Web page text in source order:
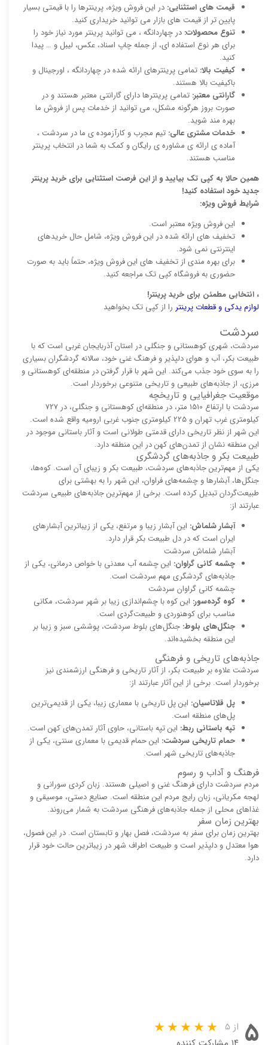
قیمت های استثنایی: در این فروش ویژه، پرینترها را با قیمتی بسیار
پایین تر از قیمت های بازار می توانید خریداری کنید.
تنوع محصولات: در چهاردانگه ، می توانید پرینتر مورد نیاز خود را
برای هر نوع استفاده ای، از جمله چاپ اسناد، عکس، لیبل و … پیدا
کنید.
کیفیت بالا: تمامی پرینترهای ارائه شده در چهاردانگه ، اورجینال و
باکیفیت بالا هستند.
گارانتی معتبر: تمامی پرینترها دارای گارانتی معتبر هستند و در
صورت بروز هرگونه مشکل، می توانید از خدمات پس از فروش ما
بهره مند شوید.
خدمات مشتری عالی: تیم مجرب و کارآزموده ی ما در سردشت ،
آماده ی ارائه ی مشاوره ی رایگان و کمک به شما در انتخاب پرینتر
مناسب هستند.
همین حالا به کپی تک بیایید و از این فرصت استثنایی برای خرید پرینتر
جدید خود استفاده کنید!
شرایط فروش ویژه:
این فروش ویژه معتبر است.
تخفیف های ارائه شده در این فروش ویژه، شامل حال خریدهای
اینترنتی نمی شود.
برای بهره مندی از تخفیف های این فروش ویژه، حتماً باید به صورت
حضوری به فروشگاه کپی تک مراجعه کنید.
، انتخابی مطمئن برای خرید پرینتر!
لوازم یدکی و قطعات پرینتر را از کپی تک بخواهید
سردشت
سردشت، شهری کوهستانی و جنگلی در استان آذربایجان غربی است که با
طبیعت بکر، آب و هوای دلپذیر و فرهنگ غنی خود، سالانه گردشگران بسیاری
را به سوی خود جذب می‌کند. این شهر با قرار گرفتن در منطقه‌ای کوهستانی و
مرزی، از جاذبه‌های طبیعی و تاریخی متنوعی برخوردار است.
موقعیت جغرافیایی و تاریخچه
سردشت با ارتفاع 1510 متر، در منطقه‌ای کوهستانی و جنگلی، در 727
کیلومتری غرب تهران و 225 کیلومتری جنوب غربی ارومیه واقع شده است.
این شهر از نظر تاریخی دارای قدمتی طولانی است و آثار باستانی موجود در
این منطقه نشان از تمدن‌های کهن در این منطقه دارد.
طبیعت بکر و جاذبه‌های گردشگری
یکی از مهم‌ترین جاذبه‌های سردشت، طبیعت بکر و زیبای آن است. کوه‌ها،
جنگل‌ها، آبشارها و چشمه‌های فراوان، این شهر را به بهشتی برای
طبیعت‌گردان تبدیل کرده است. برخی از مهم‌ترین جاذبه‌های طبیعی سردشت
عبارتند از:
آبشار شلماش: این آبشار زیبا و مرتفع، یکی از زیباترین آبشارهای
ایران است که در دل طبیعت بکر قرار دارد.
آبشار شلماش سردشت
چشمه کانی گراوان: این چشمه آب معدنی با خواص درمانی، یکی از
جاذبه‌های گردشگری مهم سردشت است.
چشمه کانی گراوان سردشت
کوه گرده‌سور: این کوه با چشم‌اندازی زیبا بر شهر سردشت، مکانی
مناسب برای کوهنوردی و طبیعت‌گردی است.
جنگل‌های بلوط: جنگل‌های بلوط سردشت، پوششی سبز و زیبا بر
این منطقه بخشیده‌اند.
جاذبه‌های تاریخی و فرهنگی
سردشت علاوه بر طبیعت بکر، از آثار تاریخی و فرهنگی ارزشمندی نیز
برخوردار است. برخی از این آثار عبارتند از:
پل قلاتاسیان: این پل تاریخی با معماری زیبا، یکی از قدیمی‌ترین
پل‌های منطقه است.
تپه باستانی ربط: این تپه باستانی، حاوی آثار تمدن‌های کهن است.
حمام تاریخی سردشت: این حمام قدیمی با معماری سنتی، یکی از
جاذبه‌های تاریخی شهر است.
فرهنگ و آداب و رسوم
مردم سردشت دارای فرهنگ غنی و اصیلی هستند. زبان کردی سورانی و
لهجه مکریانی، زبان رایج مردم این منطقه است. صنایع دستی، موسیقی و
غذاهای محلی از جمله جاذبه‌های فرهنگی سردشت به شمار می‌روند.
بهترین زمان سفر
بهترین زمان برای سفر به سردشت، فصل بهار و تابستان است. در این فصول،
هوا معتدل و دلپذیر است و طبیعت اطراف شهر در زیباترین حالت خود قرار
دارد.
۵ از ۵